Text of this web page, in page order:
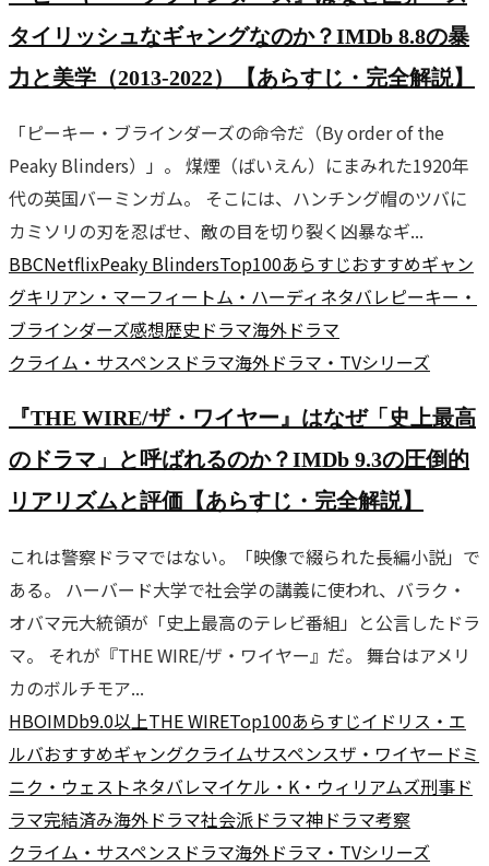
タイリッシュなギャングなのか？IMDb 8.8の暴
力と美学（2013-2022）【あらすじ・完全解説】
「ピーキー・ブラインダーズの命令だ（By order of the
Peaky Blinders）」。 煤煙（ばいえん）にまみれた1920年
代の英国バーミンガム。 そこには、ハンチング帽のツバに
カミソリの刃を忍ばせ、敵の目を切り裂く凶暴なギ...
BBCNetflixPeaky BlindersTop100あらすじおすすめギャン
グキリアン・マーフィー トム・ハーディネタバレピーキー・
ブラインダーズ感想歴史ドラマ海外ドラマ
クライム・サスペンス ドラマ海外ドラマ・TVシリーズ
『THE WIRE/ザ・ワイヤー』はなぜ「史上最高
のドラマ」と呼ばれるのか？IMDb 9.3の圧倒的
リアリズムと評価【あらすじ・完全解説】
これは警察ドラマではない。「映像で綴られた長編小説」で
ある。 ハーバード大学で社会学の講義に使われ、バラク・
オバマ元大統領が「史上最高のテレビ番組」と公言したドラ
マ。 それが『THE WIRE/ザ・ワイヤー』だ。 舞台はアメリ
カのボルチモア...
HBOIMDb9.0以上THE WIRETop100あらすじイドリス・エ
ルバおすすめギャングクライムサスペンスザ・ワイヤー ドミ
ニク・ウェストネタバレマイケル・K・ウィリアムズ刑事ド
ラマ完結済み海外ドラマ社会派ドラマ神ドラマ考察
クライム・サスペンス ドラマ海外ドラマ・TVシリーズ